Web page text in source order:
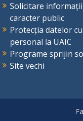
Solicitare
caracter public
Protecția datelor
personal la UAIC
Programe sprijin
Site vechi